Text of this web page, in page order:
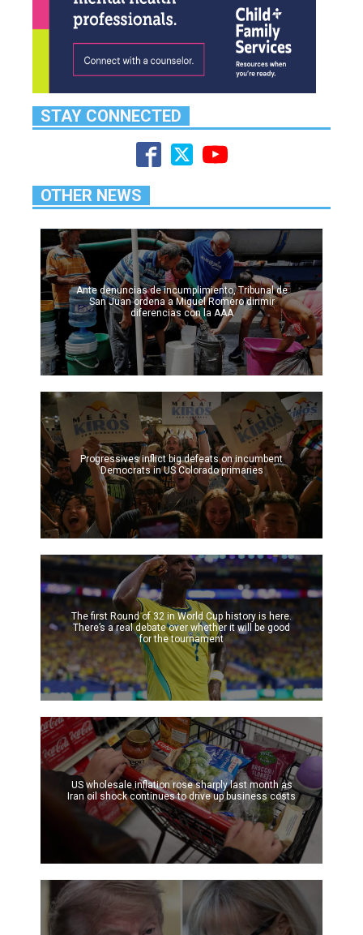
STAY CONNECTED
OTHER NEWS
Ante denuncias de incumplimiento, Tribunal de
San Juan ordena a Miguel Romero dirimir
diferencias con la AAA
Progressives inflict big defeats on incumbent
Democrats in US Colorado primaries
The first Round of 32 in World Cup history is here.
There’s a real debate over whether it will be good
for the tournament
US wholesale inflation rose sharply last month as
Iran oil shock continues to drive up business costs